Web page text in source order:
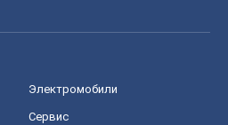
Электромобили
Сервис